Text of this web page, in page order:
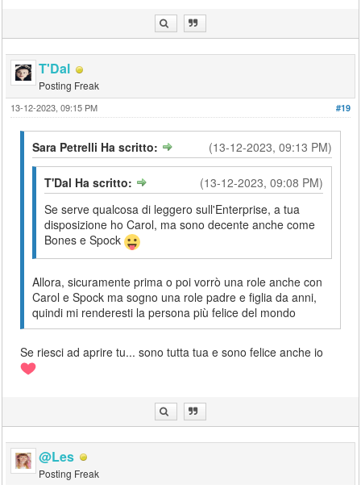
T'Dal
Posting Freak
#19
13-12-2023, 09:15 PM
(13-12-2023, 09:13 PM)
Sara Petrelli Ha scritto:
(13-12-2023, 09:08 PM)
T'Dal Ha scritto:
Se serve qualcosa di leggero sull'Enterprise, a tua
disposizione ho Carol, ma sono decente anche come
Bones e Spock
Allora, sicuramente prima o poi vorrò una role anche con
Carol e Spock ma sogno una role padre e figlia da anni,
quindi mi renderesti la persona più felice del mondo
Se riesci ad aprire tu... sono tutta tua e sono felice anche io
@Les
Posting Freak